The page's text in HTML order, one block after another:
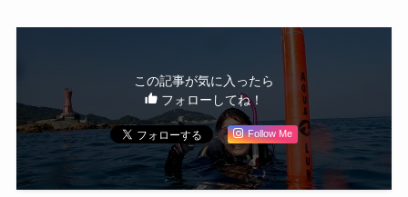
この記事が気に入ったら
フォローしてね！
Follow Me